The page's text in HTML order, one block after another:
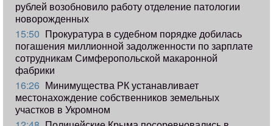
рублей возобновило работу отделение патологии
новорожденных
15:50 Прокуратура в судебном порядке добилась
погашения миллионной задолженности по зарплате
сотрудникам Симферопольской макаронной
фабрики
16:26 Минимущества РК устанавливает
местонахождение собственников земельных
участков в Укромном